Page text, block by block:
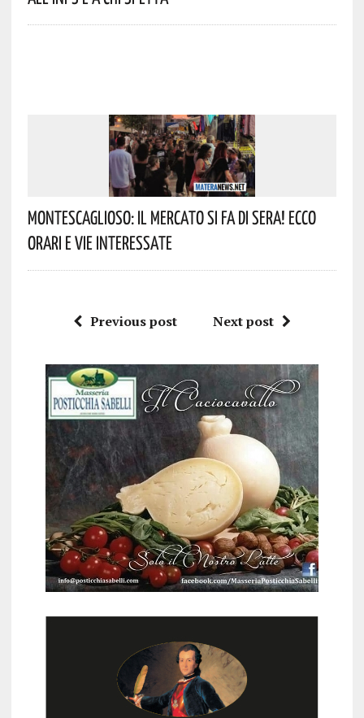
Montescaglioso: Il Mercato Si Fa Di Sera! Ecco
Orari E Vie Interessate
Previous post Next post